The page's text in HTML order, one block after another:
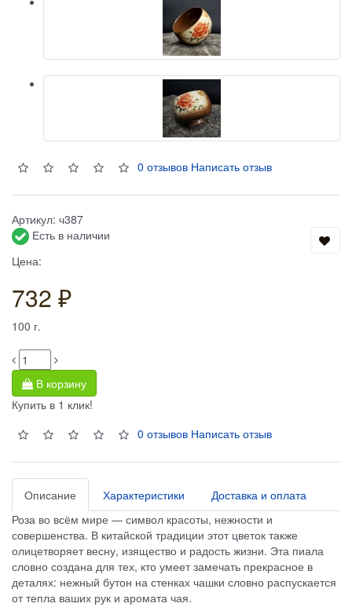
0 отзывов Написать отзыв
Артикул: ч387
Есть в наличии
Цена:
732 ₽
100 г.
В корзину
Купить в 1 клик!
0 отзывов Написать отзыв
Описание Характеристики
Доставка и оплата
Роза во всём мире — символ красоты, нежности и
совершенства. В китайской традиции этот цветок также
олицетворяет весну, изящество и радость жизни. Эта пиала
словно создана для тех, кто умеет замечать прекрасное в
деталях: нежный бутон на стенках чашки словно распускается
от тепла ваших рук и аромата чая.